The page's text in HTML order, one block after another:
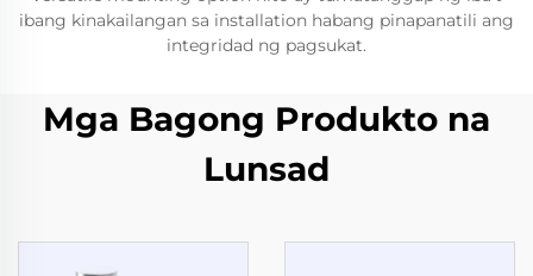
ibang kinakailangan sa installation habang pinapanatili ang
integridad ng pagsukat.
Mga Bagong Produkto na
Lunsad